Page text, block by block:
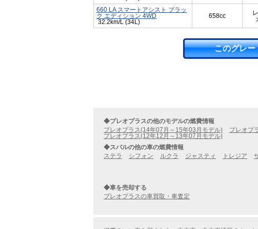
660 LA スマートアシスト ブラッ
ク エディション 4WD
32.2km/L (34L)
658cc
このグレー
◆プレオプラスの他のモデルの燃費情報
プレオプラス(14年07月～15年03月モデル)
プレオプ
プレオプラス(12年12月～13年07月モデル)
◆スバルの他の車の燃費情報
ステラ
シフォン ルクラ ジャスティ トレジア
◆車を売却する
プレオプラスの車買取・車査定